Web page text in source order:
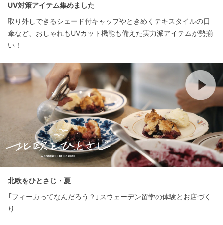
UV対策アイテム集めました
取り外しできるシェード付キャップやときめくテキスタイルの日
傘など、おしゃれもUVカット機能も備えた実力派アイテムが勢揃
い！
北欧をひとさじ・夏
「フィーカってなんだろう？」スウェーデン留学の体験とお店づく
り